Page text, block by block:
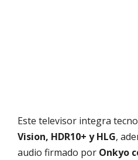
Este televisor integra
Vision, HDR10+ y HLG,
audio firmado por Onkyo